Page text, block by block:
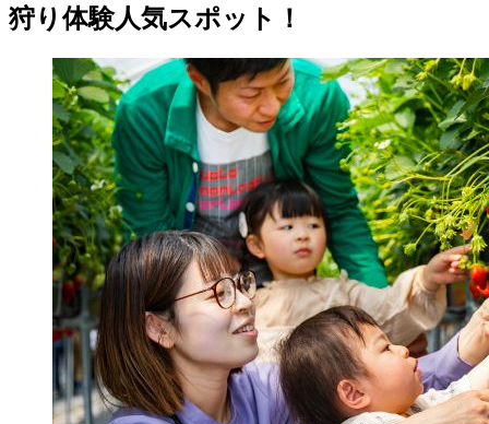
狩り体験人気スポット！